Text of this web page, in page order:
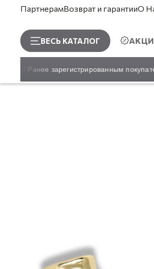
ПартнерамВозврат и гарантииО
ВЕСЬ КАТАЛОГ
Ранее зарегистрированным